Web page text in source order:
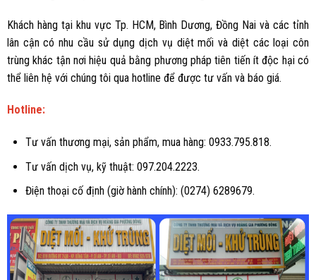
Khách hàng tại khu vực Tp. HCM, Bình Dương, Đồng Nai và các tỉnh
lân cận có nhu cầu sử dụng dịch vụ diệt mối và diệt các loại côn
trùng khác tận nơi hiệu quả bằng phương pháp tiên tiến ít độc hại có
thể liên hệ với chúng tôi qua hotline để được tư vấn và báo giá.
Hotline:
Tư vấn thương mại, sản phẩm, mua hàng: 0933.795.818.
Tư vấn dịch vụ, kỹ thuật: 097.204.2223.
Điện thoại cố định (giờ hành chính): (0274) 6289679.